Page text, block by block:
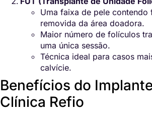
Uma faixa de pele contendo
removida da área doadora.
Maior número de folículos
uma única sessão.
Técnica ideal para casos
calvície.
Benefícios do
Clínica Refio